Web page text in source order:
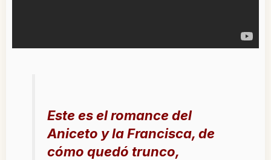
Este es el romance del
Aniceto y la Francisca, de
cómo quedó trunco,